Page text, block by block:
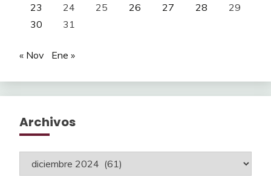
23
24 25 26 27 28
29
30
31
« Nov Ene »
Archivos
Archivos